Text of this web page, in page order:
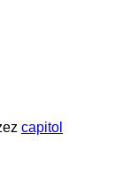
capitol